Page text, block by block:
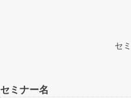
セ
セミナー名